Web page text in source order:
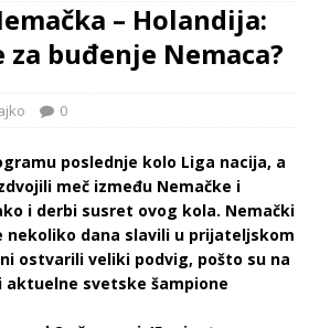
– Holandija:
za buđenje Nemaca?
0
poslednje kolo Liga nacija, a
meč između Nemačke i
i derbi susret ovog kola. Nemački
dana slavili u prijateljskom
ostvarili veliki podvig, pošto su na
aktuelne svetske šampione